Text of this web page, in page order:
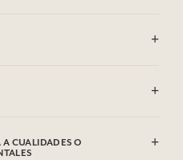
CUALIDADES O